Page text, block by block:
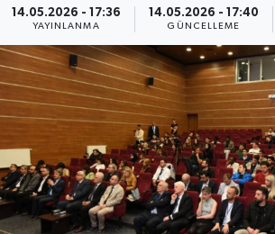
14.05.2026 - 17:36
YAYINLANMA
14.05.2026 - 17:40
GÜNCELLEME
Devrekani Haberleri
Doğanyurt Haberleri
Hanönü Haberleri
İhsangazi Haberleri